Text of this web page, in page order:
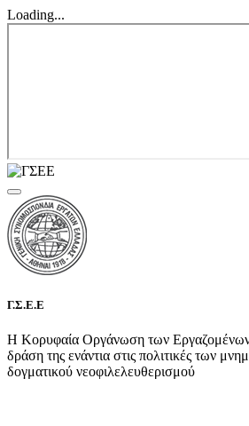
Loading...
Γ.Σ.Ε.Ε
Η Κορυφαία Οργάνωση των Εργαζομένων
δράση της ενάντια στις πολιτικές των
δογματικού νεοφιλελευθερισμού